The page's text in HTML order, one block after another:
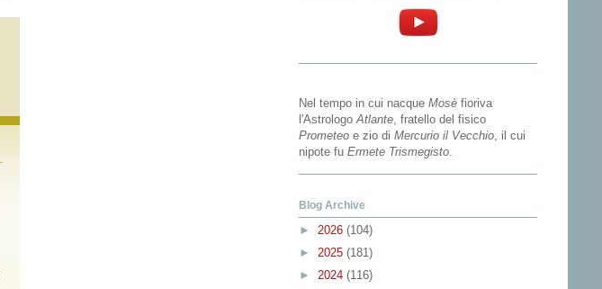
Nel tempo in cui nacque Mosè fioriva
l'Astrologo Atlante , fratello del fisico
Prometeo e zio di Mercurio il Vecchio , il cui
nipote fu Ermete Trismegisto
Blog Archive
► 2026 (104)
► 2025 (181)
► 2024 (116)